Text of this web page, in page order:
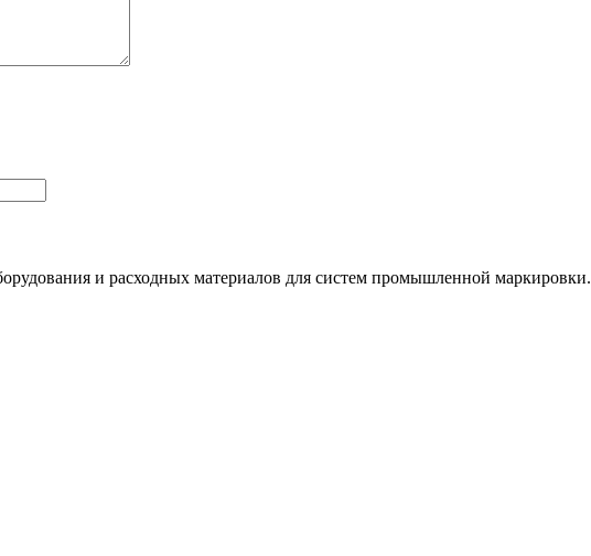
и расходных материалов для систем промышленной маркировки.